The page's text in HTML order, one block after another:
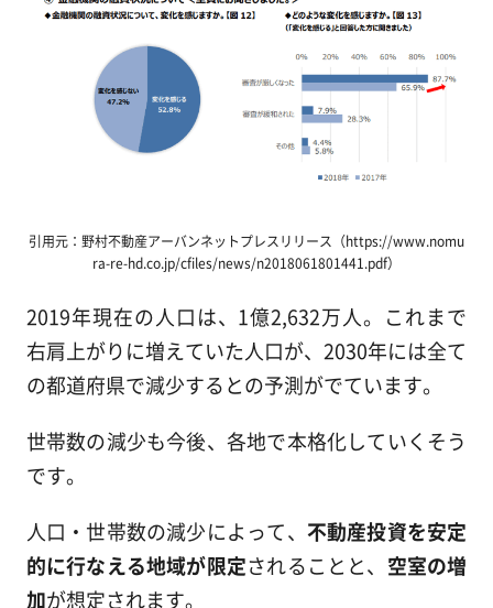
引用元：野村不動産アーバンネットプレスリリース（https://www.nomu
ra-re-hd.co.jp/cfiles/news/n2018061801441.pdf）
2019年現在の人口は、1億2,632万人。これまで
右肩上がりに増えていた人口が、2030年には全て
の都道府県で減少するとの予測がでています。
世帯数の減少も今後、各地で本格化していくそう
です。
人口・世帯数の減少によって、 不動産投資を安定
的に行なえる地域が限定されることと、 空室の増
加が想定されます。